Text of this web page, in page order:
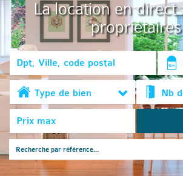
La location en direct
propriétaires
Type de bien Nb